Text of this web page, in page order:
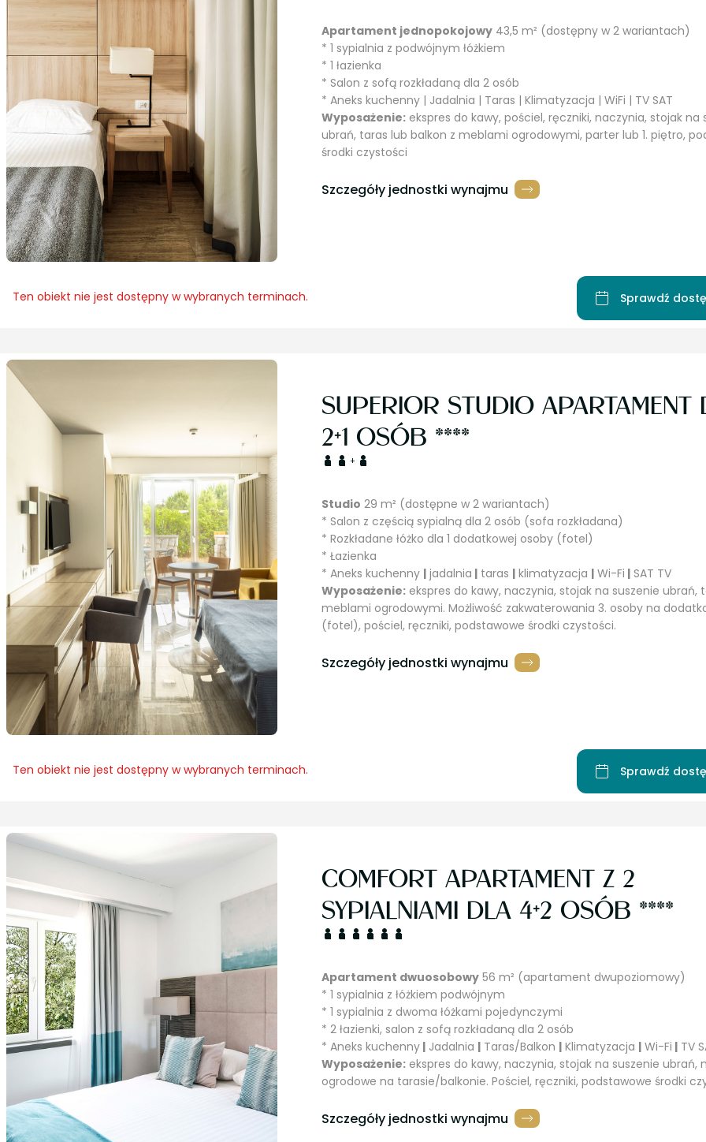
Apartament jednopokojowy 43,5 m² (dostępny w 2 wariantach)
* 1 sypialnia z podwójnym łóżkiem
* 1 łazienka
* Salon z sofą rozkładaną dla 2 osób
* Aneks kuchenny | Jadalnia | Taras | Klimatyzacja | WiFi | TV SAT
Wyposażenie: ekspres do kawy, pościel, ręczniki, naczynia, stojak na
ubrań, taras lub balkon z meblami ogrodowymi, parter lub 1. piętro,
środki czystości
Szczegóły jednostki wynajmu
Ten obiekt nie jest dostępny w wybranych terminach. Sprawdź
SUPERIOR STUDIO APARTAMENT
2+1 OSÓB ****
+
Studio 29 m² (dostępne w 2 wariantach)
* Salon z częścią sypialną dla 2 osób (sofa rozkładana)
* Rozkładane łóżko dla 1 dodatkowej osoby (fotel)
* Łazienka
* Aneks kuchenny | jadalnia | taras | klimatyzacja | Wi-Fi | SAT TV
Wyposażenie: ekspres do kawy, naczynia, stojak na suszenie ubrań,
meblami ogrodowymi. Możliwość zakwaterowania 3. osoby na
(fotel), pościel, ręczniki, podstawowe środki czystości.
Szczegóły jednostki wynajmu
Ten obiekt nie jest dostępny w wybranych terminach. Sprawdź
COMFORT APARTAMENT Z 2
SYPIALNIAMI DLA 4+2 OSÓB ****
Apartament dwuosobowy 56 m² (apartament dwupoziomowy)
* 1 sypialnia z łóżkiem podwójnym
* 1 sypialnia z dwoma łóżkami pojedynczymi
* 2 łazienki, salon z sofą rozkładaną dla 2 osób
* Aneks kuchenny | Jadalnia | Taras/Balkon | Klimatyzacja | Wi-Fi | TV
Wyposażenie: ekspres do kawy, naczynia, stojak na suszenie ubrań,
ogrodowe na tarasie/balkonie. Pościel, ręczniki, podstawowe środki
Szczegóły jednostki wynajmu